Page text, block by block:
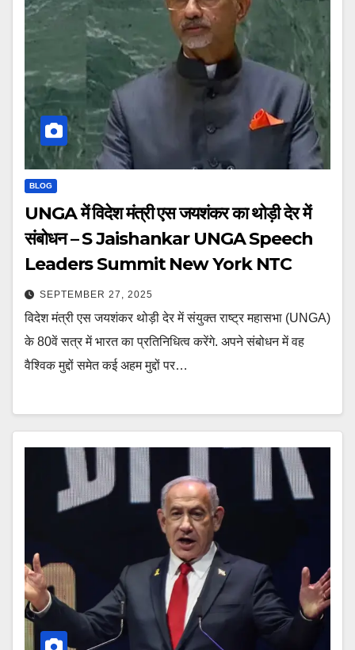
BLOG
UNGA में विदेश मंत्री एस जयशंकर का थोड़ी देर में
संबोधन – S Jaishankar UNGA Speech
Leaders Summit New York NTC
SEPTEMBER 27, 2025
विदेश मंत्री एस जयशंकर थोड़ी देर में संयुक्त राष्ट्र महासभा (UNGA)
के 80वें सत्र में भारत का प्रतिनिधित्व करेंगे. अपने संबोधन में वह
वैश्विक मुद्दों समेत कई अहम मुद्दों पर…